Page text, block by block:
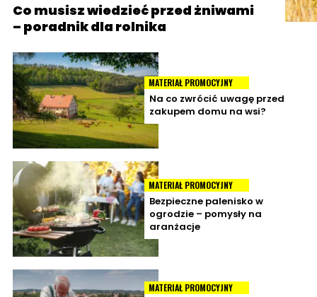
Co musisz wiedzieć przed żniwami
– poradnik dla rolnika
MATERIAŁ PROMOCYJNY
Na co zwrócić uwagę przed
zakupem domu na wsi?
MATERIAŁ PROMOCYJNY
Bezpieczne palenisko w
ogrodzie – pomysły na
aranżacje
MATERIAŁ PROMOCYJNY